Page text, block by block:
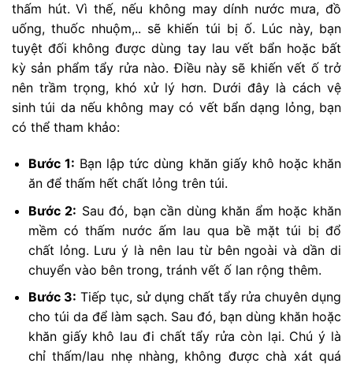
thấm hút. Vì thế, nếu không may dính nước mưa, đồ
uống, thuốc nhuộm,.. sẽ khiến túi bị ố. Lúc này, bạn
tuyệt đối không được dùng tay lau vết bẩn hoặc bất
kỳ sản phẩm tẩy rửa nào. Điều này sẽ khiến vết ố trở
nên trầm trọng, khó xử lý hơn. Dưới đây là cách vệ
sinh túi da nếu không may có vết bẩn dạng lỏng, bạn
có thể tham khảo:
Bước 1: Bạn lập tức dùng khăn giấy khô hoặc khăn
ăn để thấm hết chất lỏng trên túi.
Bước 2: Sau đó, bạn cần dùng khăn ẩm hoặc khăn
mềm có thấm nước ấm lau qua bề mặt túi bị đổ
chất lỏng. Lưu ý là nên lau từ bên ngoài và dần di
chuyển vào bên trong, tránh vết ố lan rộng thêm.
Bước 3: Tiếp tục, sử dụng chất tẩy rửa chuyên dụng
cho túi da để làm sạch. Sau đó, bạn dùng khăn hoặc
khăn giấy khô lau đi chất tẩy rửa còn lại. Chú ý là
chỉ thấm/lau nhẹ nhàng, không được chà xát quá